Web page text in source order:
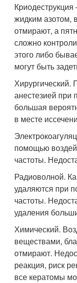
жидким азотом,
отмирают, а
сложно
этого либо
могут быть
Хирургический.
анестезией при
большая
в месте
помощью
частоты.
Радиоволной.
удаляются при
частоты.
удаления
Химический.
веществами,
отмирают.
реакция, риск
все кератомы